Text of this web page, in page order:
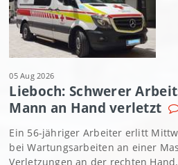
05 Aug 2026
Lieboch: Schwerer
Mann an Hand verletzt
Ein 56-jähriger Arbeiter erlitt
bei Wartungsarbeiten an einer
Verletzungen an der rechten Hand.